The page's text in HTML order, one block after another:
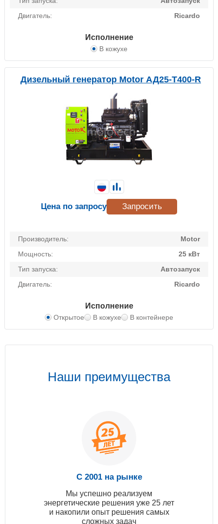
Двигатель:
Ricardo
Исполнение
В кожухе
Дизельный генератор Motor АД25-Т400-R
Производитель:
Motor
Мощность:
25 кВт
Тип запуска:
Автозапуск
Двигатель:
Ricardo
Исполнение
Открытое В кожухе В контейнере
Цена по запросу Запросить
Наши преимущества
С 2001 на рынке
Мы успешно реализуем
энергетические решения уже 25 лет
и накопили опыт решения самых
сложных задач